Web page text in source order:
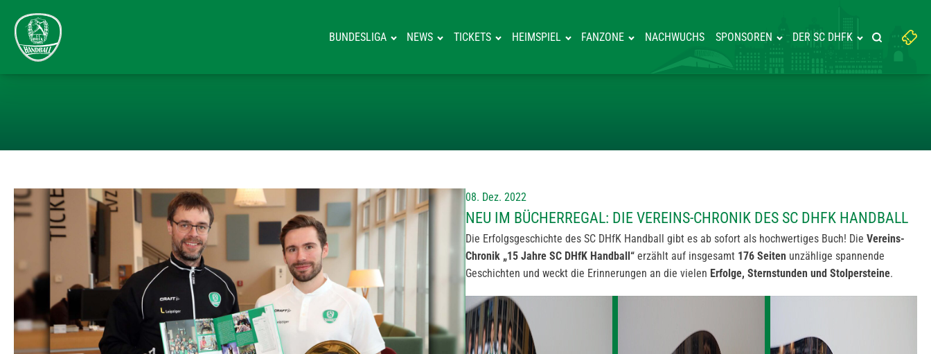
BUNDESLIGA NEWS TICKETS HEIMSPIEL FANZONE NACHWUCHS SPONSOREN DER SC DHFK
Suchbegriff
eingeben:
Suche
08. Dez. 2022
NEU IM BÜCHERREGAL: DIE VEREINS-CHRONIK DES SC DHFK HANDBALL
Die Erfolgsgeschichte des SC DHfK Handball gibt es ab sofort als hochwertiges Buch! Die Vereins-
Chronik „15 Jahre SC DHfK Handball“ erzählt auf insgesamt 176 Seiten unzählige spannende
Geschichten und weckt die Erinnerungen an die vielen Erfolge, Sternstunden und Stolpersteine.